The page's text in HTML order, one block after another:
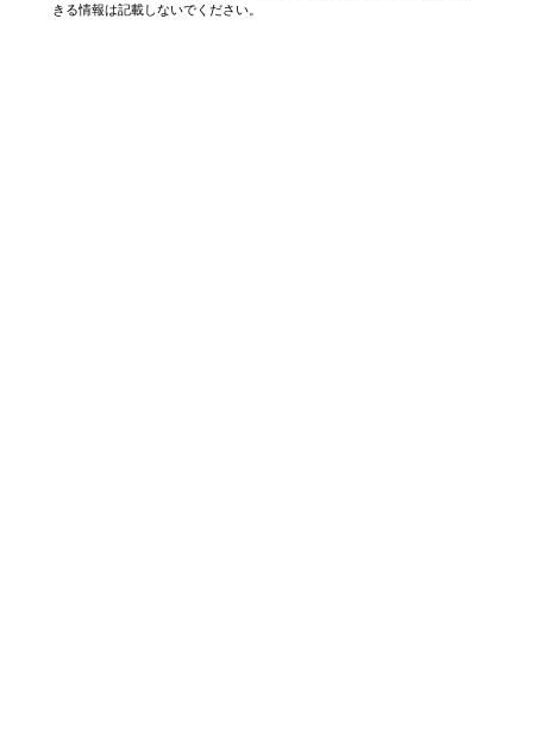
きる情報は記載しないでください。